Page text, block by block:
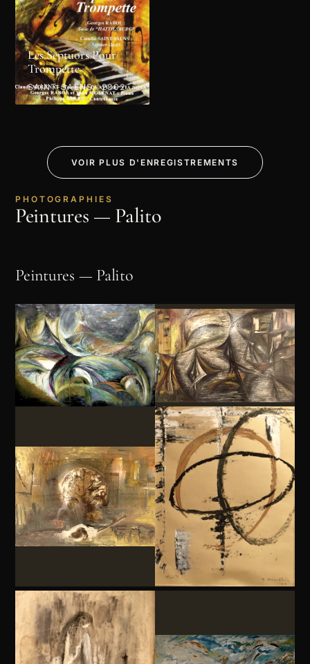
Les Septuors Pour
Trompette
SAINT-SAËNS · 2002
VOIR PLUS D'ENREGISTREMENTS
PHOTOGRAPHIES
Peintures — Palito
Peintures — Palito